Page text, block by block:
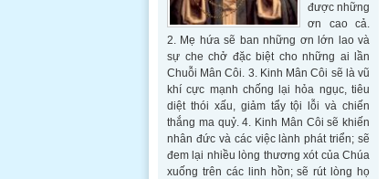
được những
ơn cao cả.
2. Mẹ hứa sẽ ban những ơn lớn lao và
sự che chở đặc biệt cho những ai lần
Chuỗi Mân Côi. 3. Kinh Mân Côi sẽ là vũ
khí cực mạnh chống lại hỏa ngục, tiêu
diệt thói xấu, giảm tẩy tội lỗi và chiến
thắng ma quỷ. 4. Kinh Mân Côi sẽ khiến
nhân đức và các việc lành phát triển; sẽ
đem lại nhiều lòng thương xót của Chúa
xuống trên các linh hồn; sẽ rút lòng họ